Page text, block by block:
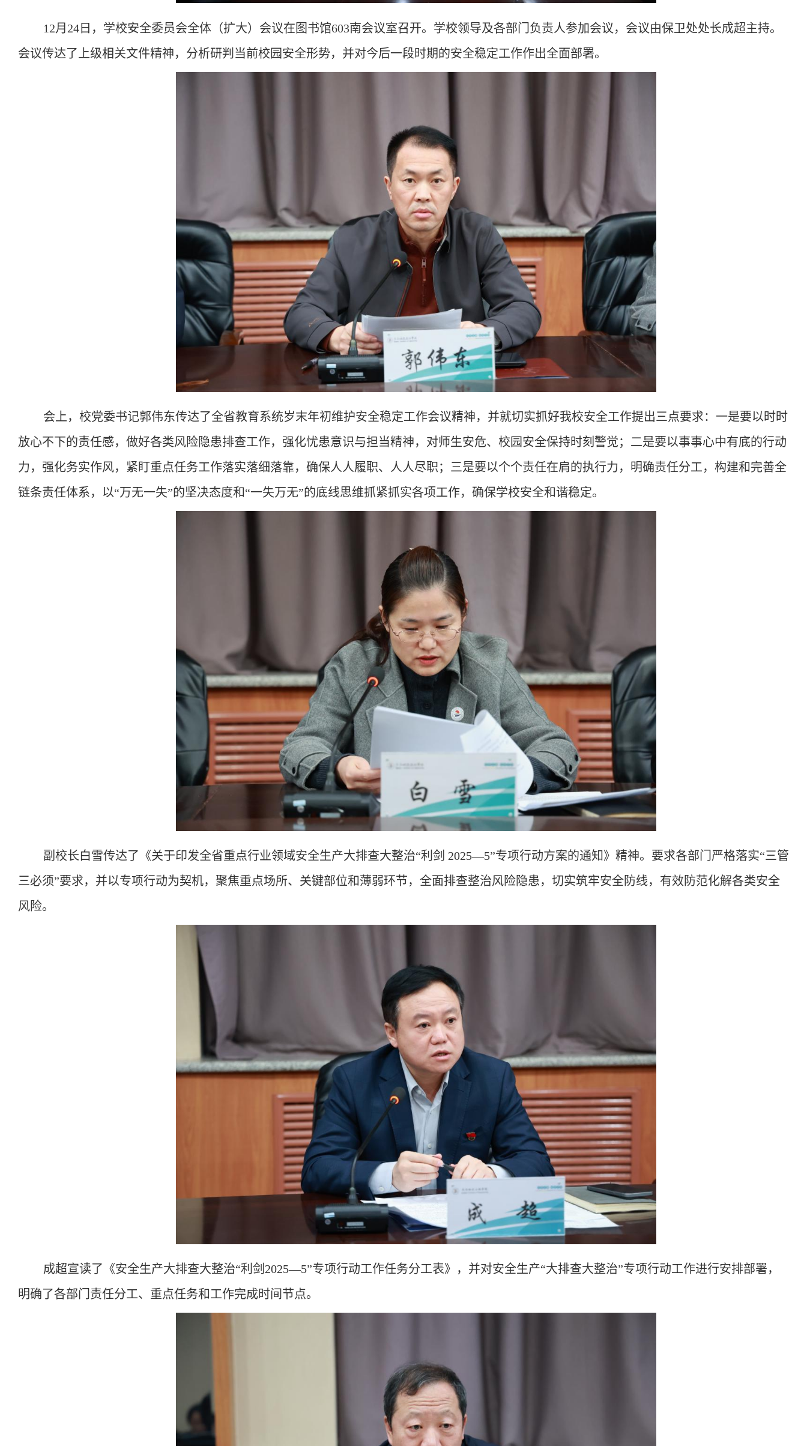
12月24日，学校安全委员会全体（扩大）会议在图书馆603南会议室召开。学校领导及各部门负责人参加会议，会议由保卫处处长成超主持。
会议传达了上级相关文件精神，分析研判当前校园安全形势，并对今后一段时期的安全稳定工作作出全面部署。
会上，校党委书记郭伟东传达了全省教育系统岁末年初维护安全稳定工作会议精神，并就切实抓好我校安全工作提出三点要求：一是要以‌时时
放心不下的责任感，做好各类风险隐患排查工作，强化忧患意识与担当精神，对师生安危、校园安全保持时刻警觉；二是要以‌事事心中有底的行动
力，强化务实作风，紧盯重点任务工作落实落细落靠，确保人人履职、人人尽职；三是要以‌个个责任在肩的执行力，明确责任分工，构建和完善全
链条责任体系，以“万无一失”的坚决态度和“一失万无”的底线思维抓紧抓实各项工作，确保学校安全和谐稳定。
副校长白雪传达了《关于印发全省重点行业领域安全生产大排查大整治“利剑 2025—5”专项行动方案的通知》精神。 要求各部门严格落实“三管
三必须”要求，并以专项行动为契机，聚焦重点场所、关键部位和薄弱环节，全面排查整治风险隐患，切实筑牢安全防线， 有效防范化解各类安全
风险。
成超宣读了《安全生产大排查大整治“利剑2025—5”专项行动工作任务分工表》，并对安全生产“大排查大整治”专项行动工作进行安排部署，
明确了各部门责任分工、重点任务和工作完成时间节点。